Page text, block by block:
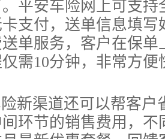
平安车险网上可支
支付，送单信息填
单服务，客户在保
需10分钟，非常方
新渠道还可以帮客户
环节的销售费用，